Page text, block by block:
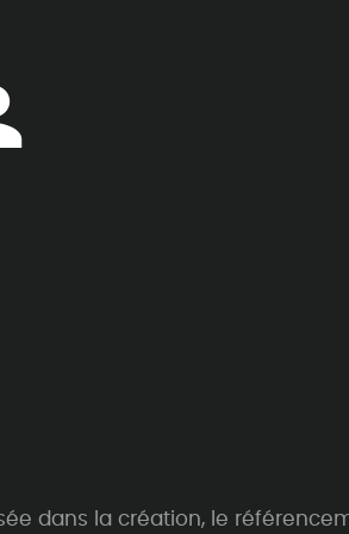
dans la création, le